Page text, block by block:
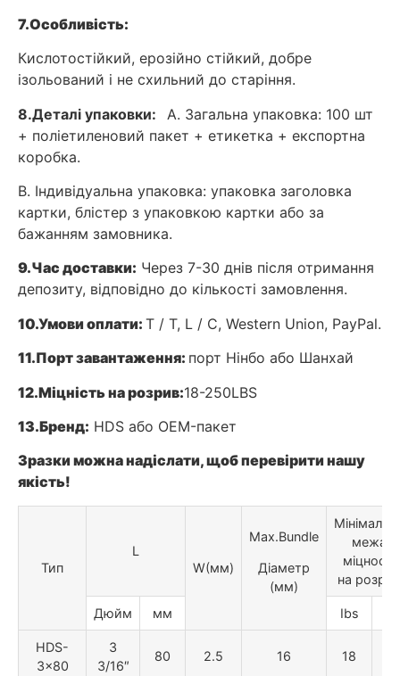
7.Особливість:
Кислотостійкий, ерозійно стійкий, добре
ізольований і не схильний до старіння.
8.Деталі упаковки: A. Загальна упаковка: 100 шт
+ поліетиленовий пакет + етикетка + експортна
коробка.
B. Індивідуальна упаковка: упаковка заголовка
картки, блістер з упаковкою картки або за
бажанням замовника.
9.Час доставки: Через 7-30 днів після отримання
депозиту, відповідно до кількості замовлення.
10.Умови оплати: T / T, L / C, Western Union, PayPal.
11.Порт завантаження: порт Нінбо або Шанхай
12.Міцність на розрив:18-250LBS
13.Бренд: HDS або OEM-пакет
Зразки можна надіслати, щоб перевірити нашу
якість!
Тип
L
W(мм)
Max.Bundle
Діаметр
(мм)
межа
міцності
на розрив
Дюйм мм Ibs
HDS-
3×80
3
3/16″
80 2.5 16 18